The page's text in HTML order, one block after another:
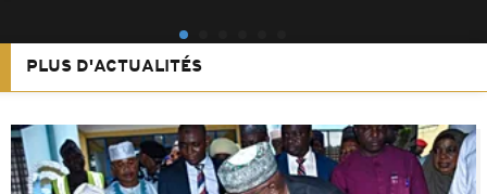
PLUS D'ACTUALITÉS